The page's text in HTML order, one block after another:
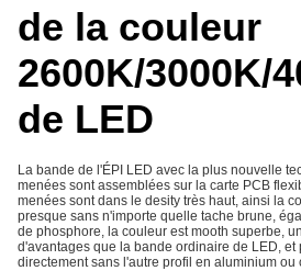
de la couleur
2600K/3000K/
de LED
La bande de l'ÉPI LED avec la plus nouvelle
menées sont assemblées sur la carte PCB
menées sont dans le desity très haut, ainsi la
presque sans n'importe quelle tache brune,
de phosphore, la couleur est mooth superbe,
d'avantages que la bande ordinaire de LED, et
directement sans l'autre profil en aluminium ou